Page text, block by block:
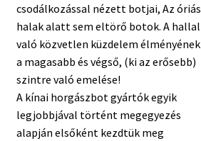
csodálkozással nézett botjai, Az óriás
halak alatt sem eltörő botok. A hallal
való közvetlen küzdelem élményének
a magasabb és végső, (ki az erősebb)
szintre való emelése!
A kínai horgászbot gyártók egyik
legjobbjával történt megegyezés
alapján elsőként kezdtük meg